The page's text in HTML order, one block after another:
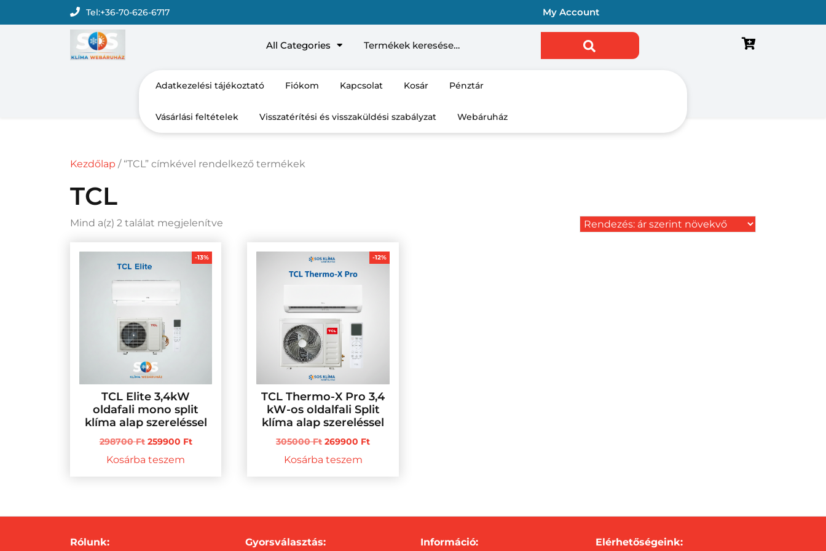
Tel:+36-70-626-6717 My Account
All Categories
Keresés a következőre:
Adatkezelési tájékoztató Fiókom Kapcsolat Kosár Pénztár
Vásárlási feltételek Visszatérítési és visszaküldési szabályzat Webáruház
Kezdőlap / “TCL” címkével rendelkező termékek
TCL
Mind a(z) 2 találat megjelenítve
-13%
TCL Elite 3,4kW
oldafali mono split
klíma alap szereléssel
298700Ft Original
price
was:
259900 FtCurrent
Kosárba teszem
-12%
TCL Thermo-X Pro 3,4
kW-os oldalfali Split
klíma alap szereléssel
305000Ft Original
price
was:
269900 FtCurrent
Kosárba teszem
Rólunk: Gyorsválasztás: Információ: Elérhetőségeink: